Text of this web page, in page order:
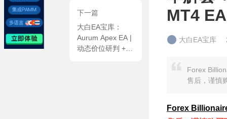
标滤波 + 亏损修
下一篇
大白EA宝库：
Aurum Apex EA |
动态价位研判 +
MT4 EA
大白EA宝库
Forex
售后，谨慎
Forex